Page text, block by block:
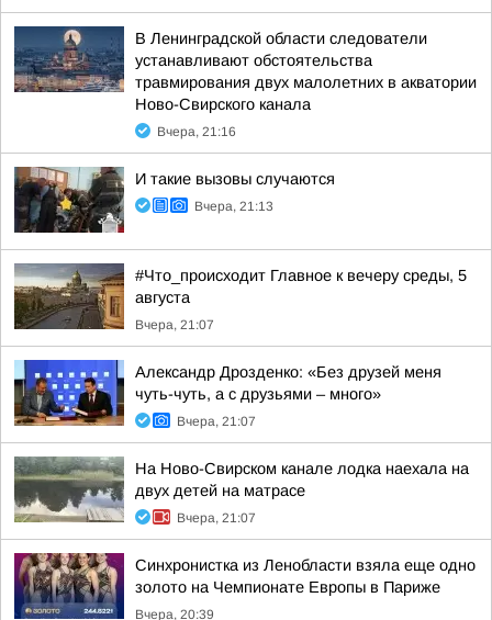
В Ленинградской области следователи
устанавливают обстоятельства
травмирования двух малолетних в акватории
Ново-Свирского канала
Вчера, 21:16
И такие вызовы случаются
Вчера, 21:13
#Что_происходит Главное к вечеру среды, 5
августа
Вчера, 21:07
Александр Дрозденко: «Без друзей меня
чуть-чуть, а с друзьями – много»
Вчера, 21:07
На Ново-Свирском канале лодка наехала на
двух детей на матрасе
Вчера, 21:07
Синхронистка из Ленобласти взяла еще одно
золото на Чемпионате Европы в Париже
Вчера, 20:39